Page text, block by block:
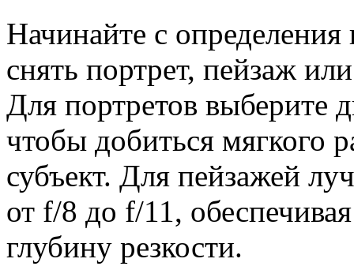
Начинайте с
снять портрет, пейзаж
Для портретов выберите
чтобы добиться мягкого
субъект. Для пейзажей
от f/8 до f/11,
глубину резкости.